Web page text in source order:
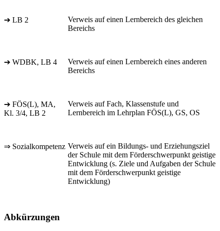
➔ LB 2
Verweis auf einen Lernbereich des gleichen
Bereichs
➔ WDBK, LB 4
Verweis auf einen Lernbereich eines anderen
Bereichs
➔ FÖS(L), MA,
Kl. 3/4, LB 2
Verweis auf Fach, Klassenstufe und
Lernbereich im Lehrplan FÖS(L), GS, OS
⇒ Sozialkompetenz Verweis auf ein Bildungs- und Erziehungsziel
der Schule mit dem Förderschwerpunkt geistige
Entwicklung (s. Ziele und Aufgaben der Schule
mit dem Förderschwerpunkt geistige
Entwicklung)
Abkürzungen